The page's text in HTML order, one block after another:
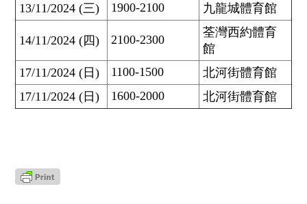
13/11/2024 (三)
1900-2100 九龍城體育館
14/11/2024 (四) 2100-2300
荃灣西約體育
館
17/11/2024 (日)
1100-1500
北河街體育館
17/11/2024 (日)
1600-2000 北河街體育館